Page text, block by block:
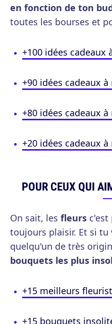
en fonction de ton
toutes les bourses et
+100 idées cadeaux
+90 idées cadeaux
+80 idées cadeaux
+20 idées cadeaux
POUR CEUX QUI
On sait, les fleurs c'est
toujours plaisir. Et si
quelqu'un de très
bouquets les plus
+15 meilleurs
+15 bouquets